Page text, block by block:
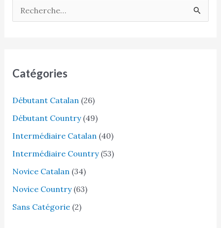
e
e
c
h
e
Catégories
Débutant Catalan (26)
Débutant Country(49)
Intermédiaire Catalan (40)
Intermédiaire Country(53)
Novice Catalan (34)
Novice Country(63)
Sans Catégorie(2)